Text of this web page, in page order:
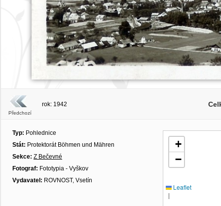
Předchozí
rok: 1942
Typ: Pohlednice
Stát: Protektorát Böhmen und Mähren
Sekce: Z Bečevné
Fotograf: Fototypia - Vyškov
Vydavatel: ROVNOST, Vsetín
+
−
Leaflet
|